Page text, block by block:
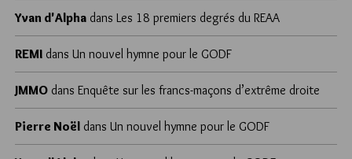
Yvan d'Alpha dans Les 18 premiers degrés du REAA
REMI dans Un nouvel hymne pour le GODF
JMMO dans Enquête sur les francs-maçons d’extrême droite
Pierre Noël dans Un nouvel hymne pour le GODF